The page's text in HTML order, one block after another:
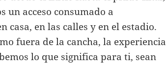
un acceso consumado a
casa, en las calles y en el estadio.
fuera de la cancha, la experiencia
lo que significa para ti, sean